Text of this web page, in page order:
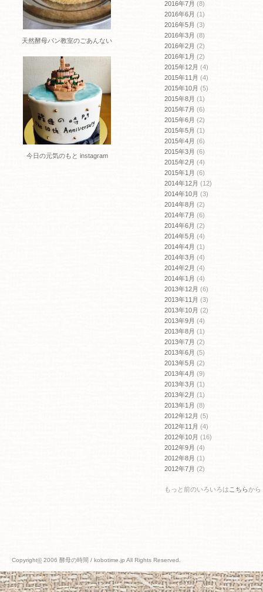
天然酵母パン教室のごあんない
今日の元気のもと instagram
2016年7月 (8)
2016年6月 (1)
2016年5月 (3)
2016年3月 (8)
2016年2月 (2)
2016年1月 (2)
2015年12月 (4)
2015年11月 (4)
2015年10月 (5)
2015年8月 (1)
2015年7月 (6)
2015年6月 (2)
2015年5月 (1)
2015年4月 (6)
2015年3月 (6)
2015年2月 (4)
2015年1月 (6)
2014年12月 (12)
2014年10月 (3)
2014年8月 (2)
2014年7月 (6)
2014年6月 (2)
2014年5月 (4)
2014年4月 (1)
2014年3月 (4)
2014年2月 (4)
2014年1月 (4)
2013年12月 (6)
2013年11月 (3)
2013年10月 (2)
2013年9月 (4)
2013年8月 (1)
2013年7月 (2)
2013年6月 (5)
2013年5月 (2)
2013年4月 (9)
2013年3月 (1)
2013年2月 (1)
2013年1月 (8)
2012年12月 (5)
2012年11月 (4)
2012年10月 (16)
2012年9月 (4)
2012年8月 (1)
2012年7月 (2)
もっと前のいろいろは こちらから
Copyright©2006 酵母の時間 / kobotime.jp All Rights Reserved.